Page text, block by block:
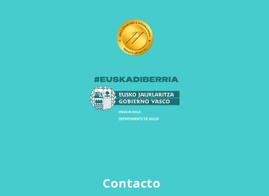
Contacto